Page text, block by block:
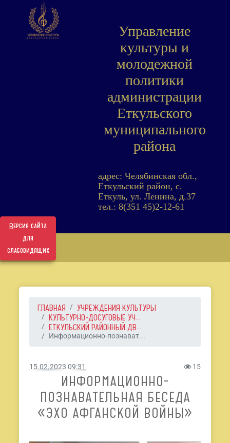
Версия сайта
для
слабовидящих
Управление
культуры и
молодежной
политики
администрации
Еткульского
муниципального
района
адрес: Челябинская обл.,
Еткульский район, с.
Еткуль, ул. Ленина, д.37
тел.: 8(351 45)2-12-61
ГЛАВНАЯ
УЧРЕЖДЕНИЯ КУЛЬТУРЫ
КУЛЬТУРНО-ДОСУГОВЫЕ УЧ...
ЕТКУЛЬСКИЙ РАЙОННЫЙ ДВ...
Информационно-познават...
15.02.2023 09:31 15
ИНФОРМАЦИОННО-
ПОЗНАВАТЕЛЬНАЯ БЕСЕДА
«ЭХО АФГАНСКОЙ ВОЙНЫ»